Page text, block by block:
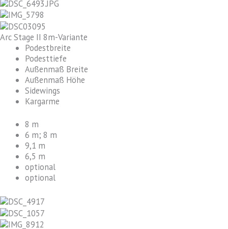
Arc Stage II 8m-Variante
Podestbreite
Podesttiefe
Außenmaß Breite
Außenmaß Höhe
Sidewings
Kargarme
8 m
6 m; 8 m
9,1 m
6,5 m
optional
optional